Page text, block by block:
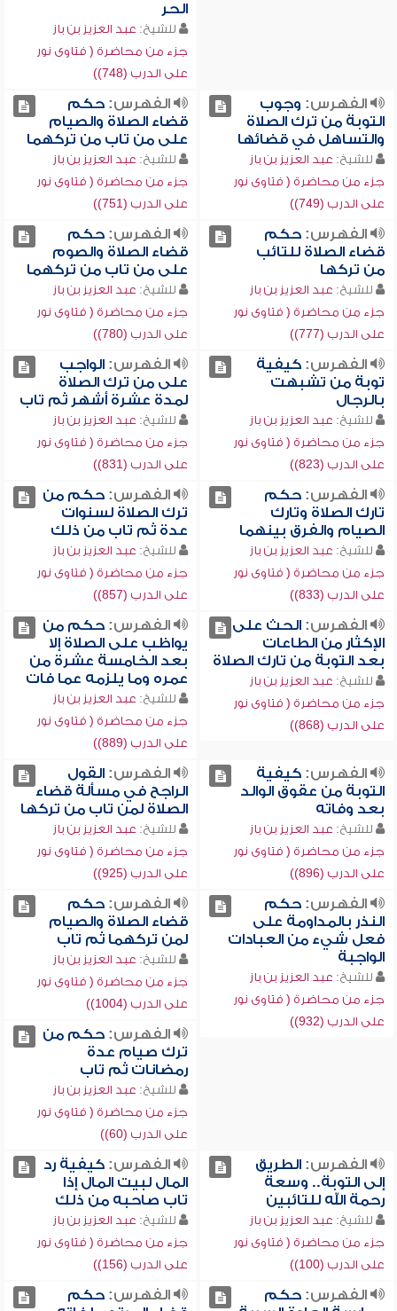
الحر
للشيخ: عبد العزيز بن باز
جزء من محاضرة ( فتاوى نور
على الدرب (748))
الفهرس: وجوب
التوبة من ترك الصلاة
والتساهل في قضائها
للشيخ: عبد العزيز بن باز
جزء من محاضرة ( فتاوى نور
على الدرب (749))
الفهرس:حكم
قضاء الصلاة والصيام
على من تاب من تركهما
للشيخ: عبد العزيز بن باز
جزء من محاضرة ( فتاوى نور
على الدرب (751))
الفهرس:حكم
قضاء الصلاة للتائب
من تركها
للشيخ: عبد العزيز بن باز
جزء من محاضرة ( فتاوى نور
على الدرب (777))
الفهرس:حكم
قضاء الصلاة والصوم
على من تاب من تركهما
للشيخ: عبد العزيز بن باز
جزء من محاضرة ( فتاوى نور
على الدرب (780))
الفهرس:كيفية
توبة من تشبهت
بالرجال
للشيخ: عبد العزيز بن باز
جزء من محاضرة ( فتاوى نور
على الدرب (823))
الفهرس:الواجب
على من ترك الصلاة
لمدة عشرة أشهر ثم تاب
للشيخ: عبد العزيز بن باز
جزء من محاضرة ( فتاوى نور
على الدرب (831))
الفهرس:حكم
تارك الصلاة وتارك
الصيام والفرق بينهما
للشيخ: عبد العزيز بن باز
جزء من محاضرة ( فتاوى نور
على الدرب (833))
الفهرس:حكم من
ترك الصلاة لسنوات
عدة ثم تاب من ذلك
للشيخ: عبد العزيز بن باز
جزء من محاضرة ( فتاوى نور
على الدرب (857))
الفهرس:الحث على
الإكثار من الطاعات
بعد التوبة من تارك الصلاة
للشيخ: عبد العزيز بن باز
جزء من محاضرة ( فتاوى نور
على الدرب (868))
الفهرس:حكم من
يواظب على الصلاة إلا
بعد الخامسة عشرة من
عمره وما يلزمه عما فات
للشيخ: عبد العزيز بن باز
جزء من محاضرة ( فتاوى نور
على الدرب (889))
الفهرس:كيفية
التوبة من عقوق الوالد
بعد وفاته
للشيخ: عبد العزيز بن باز
جزء من محاضرة ( فتاوى نور
على الدرب (896))
الفهرس:القول
الراجح في مسألة قضاء
الصلاة لمن تاب من تركها
للشيخ: عبد العزيز بن باز
جزء من محاضرة ( فتاوى نور
على الدرب (925))
الفهرس:حكم
النذر بالمداومة على
فعل شيء من العبادات
الواجبة
للشيخ: عبد العزيز بن باز
جزء من محاضرة ( فتاوى نور
على الدرب (932))
الفهرس:حكم
قضاء الصلاة والصيام
لمن تركهما ثم تاب
للشيخ: عبد العزيز بن باز
جزء من محاضرة ( فتاوى نور
على الدرب (1004))
الفهرس:حكم من
ترك صيام عدة
رمضانات ثم تاب
للشيخ: عبد العزيز بن باز
جزء من محاضرة ( فتاوى نور
على الدرب (60))
الفهرس:الطريق
إلى التوبة.. وسعة
رحمة الله للتائبين
للشيخ: عبد العزيز بن باز
جزء من محاضرة ( فتاوى نور
على الدرب (100))
الفهرس:كيفية رد
المال لبيت المال إذا
تاب صاحبه من ذلك
للشيخ: عبد العزيز بن باز
جزء من محاضرة ( فتاوى نور
على الدرب (156))
الفهرس:حكم
الفهرس:حكم